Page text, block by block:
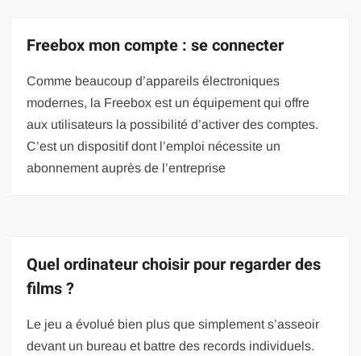
Freebox mon compte : se connecter
Comme beaucoup d’appareils électroniques
modernes, la Freebox est un équipement qui offre
aux utilisateurs la possibilité d’activer des comptes.
C’est un dispositif dont l’emploi nécessite un
abonnement auprès de l’entreprise
Quel ordinateur choisir pour regarder des
films ?
Le jeu a évolué bien plus que simplement s’asseoir
devant un bureau et battre des records individuels.